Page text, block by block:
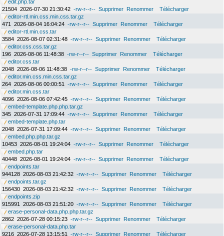
edit.php.tar
21504 2026-07-30 21:30:42 -rw-r--r-- Supprimer Renommer
Télécharger
editor-rtl.min.css.min.css.tar.gz
471
2026-08-04 16:04:24 -rw-r--r-- Supprimer Renommer
Télécharger
editor-rtl.min.css.tar
3584 2026-08-07 02:31:48 -rw-r--r-- Supprimer Renommer
Télécharger
editor.css.css.tar.gz
196 2026-08-06 11:48:38 -rw-r--r-- Supprimer Renommer
Télécharger
editor.css.tar
2048 2026-08-06 11:48:38 -rw-r--r-- Supprimer Renommer
Télécharger
editor.min.css.min.css.tar.gz
264 2026-08-06 00:00:51 -rw-r--r-- Supprimer Renommer
Télécharger
editor.min.css.tar
4096 2026-08-06 07:42:45 -rw-r--r-- Supprimer Renommer
Télécharger
embed-template.php.php.tar.gz
345 2026-07-31 17:09:44 -rw-r--r-- Supprimer Renommer
Télécharger
embed-template.php.tar
2048 2026-07-31 17:09:44 -rw-r--r-- Supprimer Renommer
Télécharger
embed.php.php.tar.gz
10453 2026-08-01 19:24:04 -rw-r--r-- Supprimer Renommer
Télécharger
embed.php.tar
40448 2026-08-01 19:24:04 -rw-r--r-- Supprimer Renommer
Télécharger
endpoints.tar
944128 2026-08-03 21:42:32 -rw-r--r-- Supprimer Renommer
Télécharger
endpoints.tar.gz
156430 2026-08-03 21:42:32 -rw-r--r-- Supprimer Renommer
Télécharger
endpoints.zip
915991
2026-08-03 21:51:20 -rw-r--r-- Supprimer Renommer
Télécharger
erase-personal-data.php.php.tar.gz
2862 2026-07-28 00:15:23 -rw-r--r-- Supprimer Renommer
Télécharger
erase-personal-data.php.tar
9216 2026-07-28 13:15:51 -rw-r--r-- Supprimer Renommer Télécharger